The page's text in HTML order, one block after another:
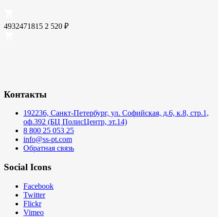
4932471815 2 520 ₽
Контакты
192236, Санкт-Петербург, ул. Софийская, д.6, к.8, стр.1,
оф.392 (БЦ ПолисЦентр, эт.14)
8 800 25 053 25
info@ss-pt.com
Обратная связь
Social Icons
Facebook
Twitter
Flickr
Vimeo